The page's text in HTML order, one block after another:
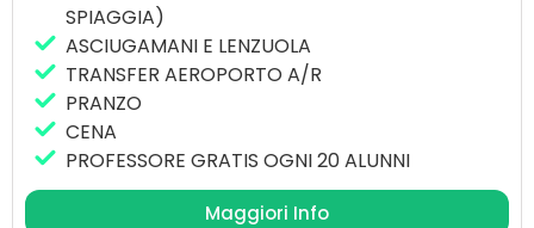
SPIAGGIA)
ASCIUGAMANI E LENZUOLA
TRANSFER AEROPORTO A/R
PRANZO
CENA
PROFESSORE GRATIS OGNI 20 ALUNNI
Maggiori Info